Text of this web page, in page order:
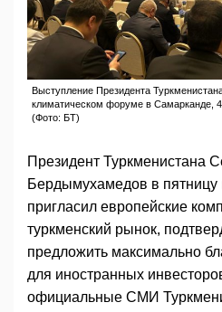
Выступление Президента
климатическом форуме в Самарканде, 4
(Фото: БТ)
Президент Туркменистана
Бердымухамедов в
пригласил европейские
туркменский рынок,
предложить максимально
для иностранных
официальные СМИ